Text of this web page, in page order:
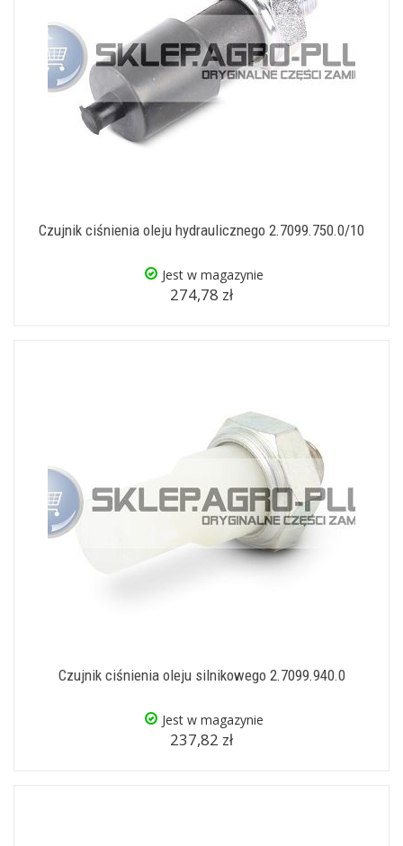
Czujnik ciśnienia oleju hydraulicznego 2.7099.750.0/10
Jest w magazynie
274,78 zł
Czujnik ciśnienia oleju silnikowego 2.7099.940.0
Jest w magazynie
237,82 zł